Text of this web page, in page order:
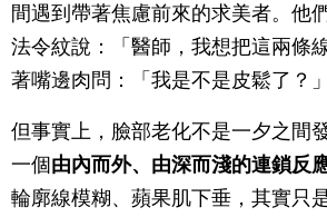
間遇到帶著焦慮前來的求美者。他
法令紋說：「醫師，我想把這兩條
著嘴邊肉問：「我是不是皮鬆了？」
但事實上，臉部老化不是一夕之間
一個由內而外、由深而淺的連鎖反
輪廓線模糊、蘋果肌下垂，其實只